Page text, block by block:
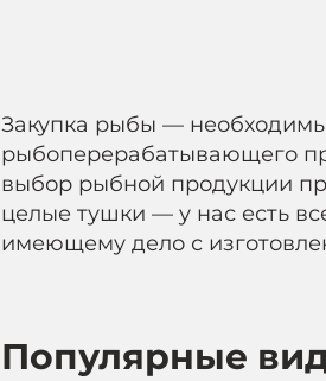
Закупка рыбы —
рыбоперерабатывающего
выбор рыбной продукции
целые тушки — у нас есть
имеющему дело с
Популярные